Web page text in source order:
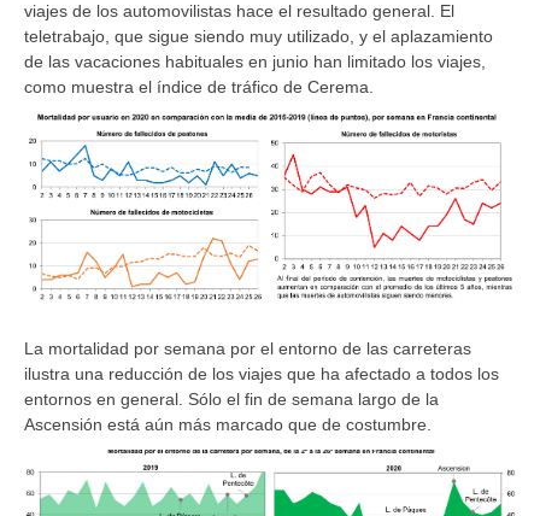
viajes de los automovilistas hace el resultado general. El
teletrabajo, que sigue siendo muy utilizado, y el aplazamiento
de las vacaciones habituales en junio han limitado los viajes,
como muestra el índice de tráfico de Cerema.
La mortalidad por semana por el entorno de las carreteras
ilustra una reducción de los viajes que ha afectado a todos los
entornos en general. Sólo el fin de semana largo de la
Ascensión está aún más marcado que de costumbre.